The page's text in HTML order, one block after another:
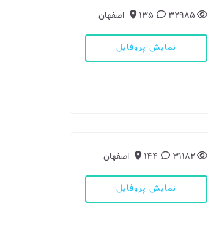
32985
135 اصفهان
نمایش پروفایل
31182
144 اصفهان
نمایش پروفایل